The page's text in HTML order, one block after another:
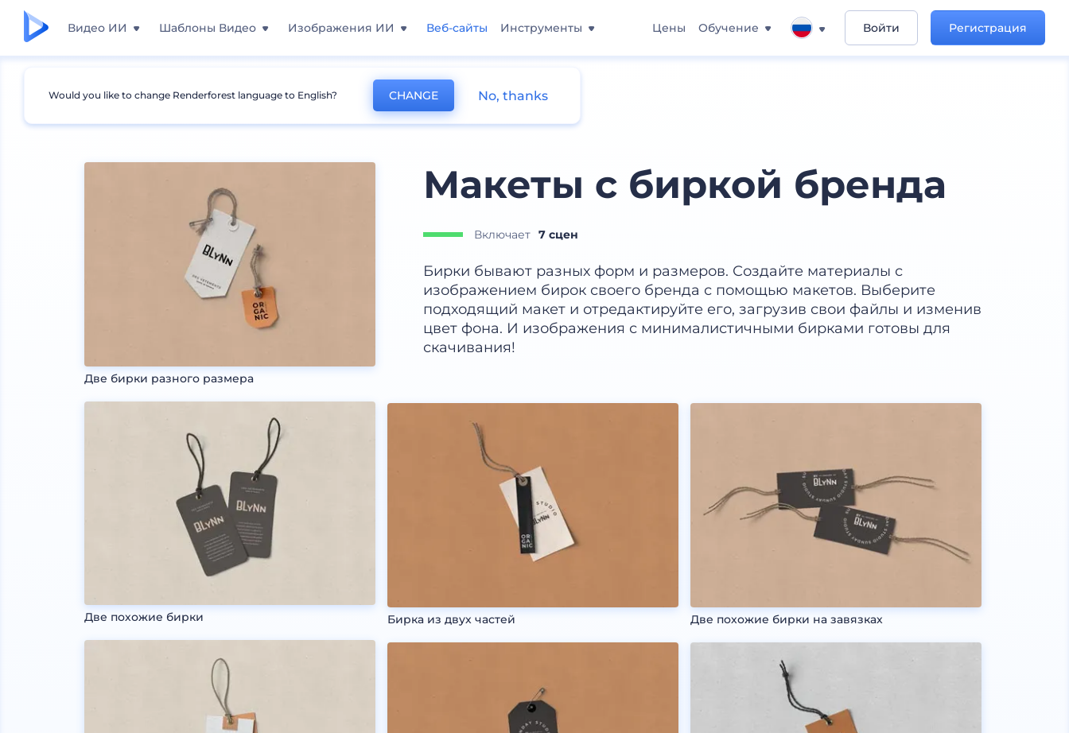
Видео ИИ Шаблоны Видео Изображения ИИ Веб-сайты Инструменты Цены Обучение Войти Регистрация
Мокапы Одежда Мокапы этикеток одежды
Две бирки разного размера
Две похожие бирки
Макеты с биркой бренда
Включает 7 сцен
Бирки бывают разных форм и размеров. Создайте материалы с
изображением бирок своего бренда с помощью макетов. Выберите
подходящий макет и отредактируйте его, загрузив свои файлы и изменив
цвет фона. И изображения с минималистичными бирками готовы для
скачивания!
Бирка из двух частей Две похожие бирки на завязках
Would you like to change Renderforest language to English? CHANGE No, thanks